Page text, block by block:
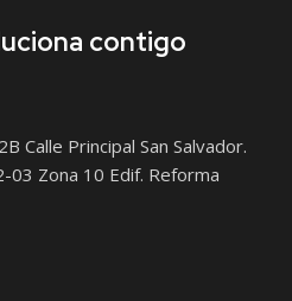
contigo
Calle Principal San Salvador.
03 Zona 10 Edif. Reforma